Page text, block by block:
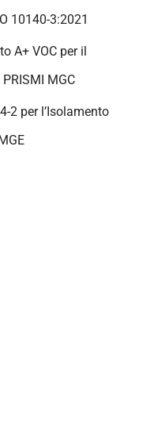
10140-3:2021
A+ VOC per il
MGC
2 per l’Isolamento